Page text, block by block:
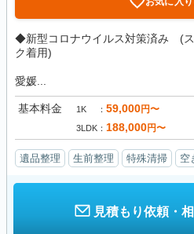
◆新型コロナウイルス対策済み (ス
ク着用)
愛媛...
基本料金 1K 59,000円〜
3LDK 188,000円〜
遺品整理 生前整理 特殊清掃 空
見積もり依頼・